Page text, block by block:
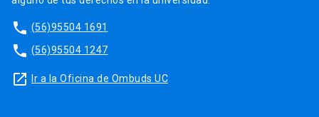
phone (56)95504 1691
phone (56)95504 1247
launch Ir a la Oficina de Ombuds UC